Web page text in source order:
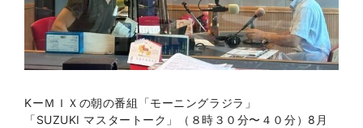
KーＭＩＸの朝の番組「モーニングラジラ」
「SUZUKI マスタートーク」（８時３０分〜４０分）8月